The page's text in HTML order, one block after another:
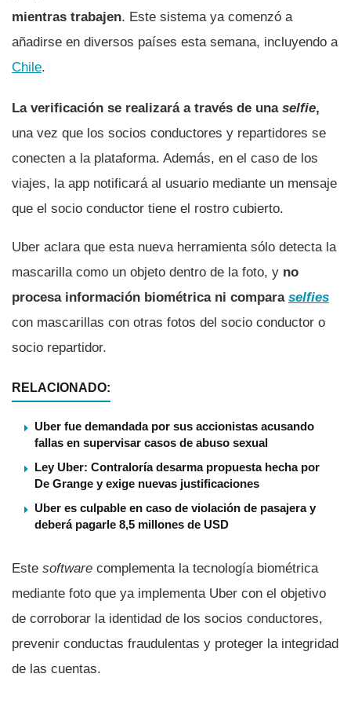
mientras trabajen. Este sistema ya comenzó a
añadirse en diversos paí­ses esta semana, incluyendo a
Chile.
La verificación se realizará a través de una selfie,
una vez que los socios conductores y repartidores se
conecten a la plataforma. Además, en el caso de los
viajes, la app notificará al usuario mediante un mensaje
que el socio conductor tiene el rostro cubierto.
Uber aclara que esta nueva herramienta sólo detecta la
mascarilla como un objeto dentro de la foto, y no
procesa información biométrica ni compara selfies
con mascarillas con otras fotos del socio conductor o
socio repartidor.
RELACIONADO:
Uber fue demandada por sus accionistas acusando
fallas en supervisar casos de abuso sexual
Ley Uber: Contraloría desarma propuesta hecha por
De Grange y exige nuevas justificaciones
Uber es culpable en caso de violación de pasajera y
deberá pagarle 8,5 millones de USD
Este software complementa la tecnologí­a biométrica
mediante foto que ya implementa Uber con el objetivo
de corroborar la identidad de los socios conductores,
prevenir conductas fraudulentas y proteger la integridad
de las cuentas.